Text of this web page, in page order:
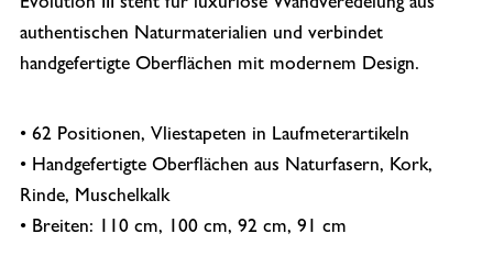
authentischen Naturmaterialien und verbindet
handgefertigte Oberflächen mit modernem Design.
• 62 Positionen, Vliestapeten in Laufmeterartikeln
• Handgefertigte Oberflächen aus Naturfasern, Kork,
Rinde, Muschelkalk
• Breiten: 110 cm, 100 cm, 92 cm, 91 cm